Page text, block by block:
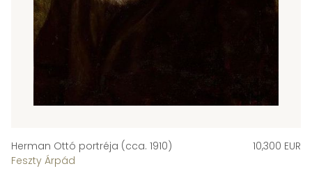
Herman Ottó portréja (cca. 1910)
Feszty Árpád
10,300 EUR